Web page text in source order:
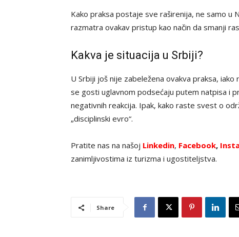
Kako praksa postaje sve raširenija, ne samo u
razmatra ovakav pristup kao način da smanji
Kakva je situacija u Srbiji?
U Srbiji još nije zabeležena ovakva praksa,
se gosti uglavnom podsećaju putem natpisa i
negativnih reakcija. Ipak, kako raste svest o
„disciplinski evro“.
Pratite nas na našoj Linkedin, Facebook,
zanimljivostima iz turizma i ugostiteljstva.
Share